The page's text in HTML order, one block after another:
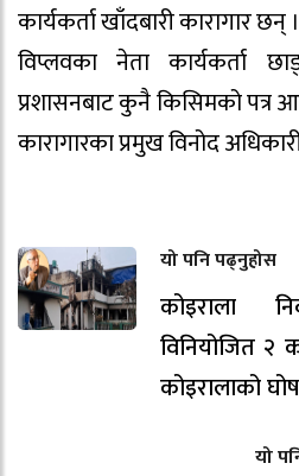
कार्यकर्ता खाँदबारी कारागार छन् ।
विप्लवका नेता कार्यकर्ता
प्रशासनबाट कुनै किसिमको
कारागारका प्रमुख विनोद
यो पनि पढ्नुहोस
कोइराला
विनियोजित २
कोइरालाको
यो